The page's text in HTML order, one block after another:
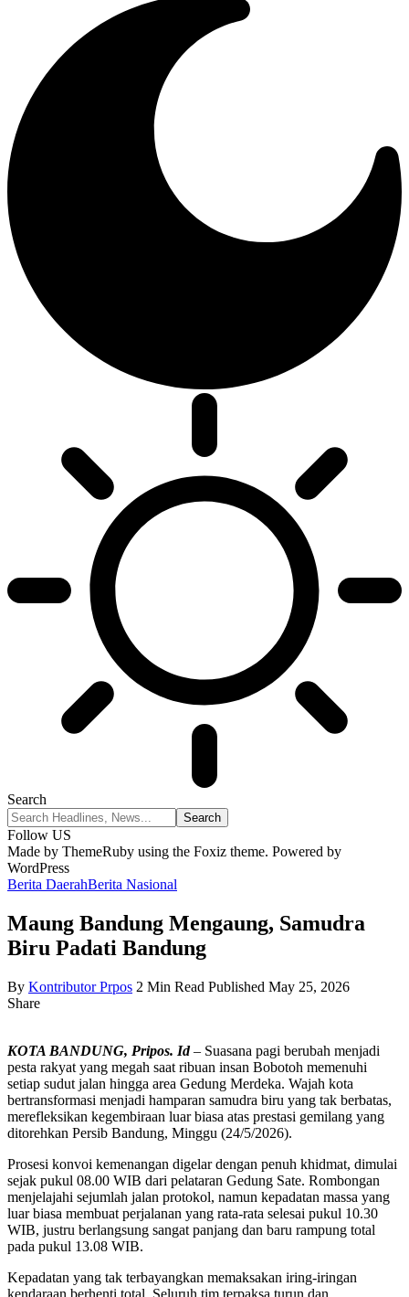
Search
Follow US
Made by ThemeRuby using the Foxiz theme. Powered by
WordPress
Berita DaerahBerita Nasional
Maung Bandung Mengaung, Samudra
Biru Padati Bandung
By Kontributor Prpos 2 Min Read Published May 25, 2026
Share
KOTA BANDUNG, Pripos. Id – Suasana pagi berubah menjadi
pesta rakyat yang megah saat ribuan insan Bobotoh memenuhi
setiap sudut jalan hingga area Gedung Merdeka. Wajah kota
bertransformasi menjadi hamparan samudra biru yang tak berbatas,
merefleksikan kegembiraan luar biasa atas prestasi gemilang yang
ditorehkan Persib Bandung, Minggu (24/5/2026).
Prosesi konvoi kemenangan digelar dengan penuh khidmat, dimulai
sejak pukul 08.00 WIB dari pelataran Gedung Sate. Rombongan
menjelajahi sejumlah jalan protokol, namun kepadatan massa yang
luar biasa membuat perjalanan yang rata-rata selesai pukul 10.30
WIB, justru berlangsung sangat panjang dan baru rampung total
pada pukul 13.08 WIB.
Kepadatan yang tak terbayangkan memaksakan iring-iringan
kendaraan berhenti total. Seluruh tim terpaksa turun dan